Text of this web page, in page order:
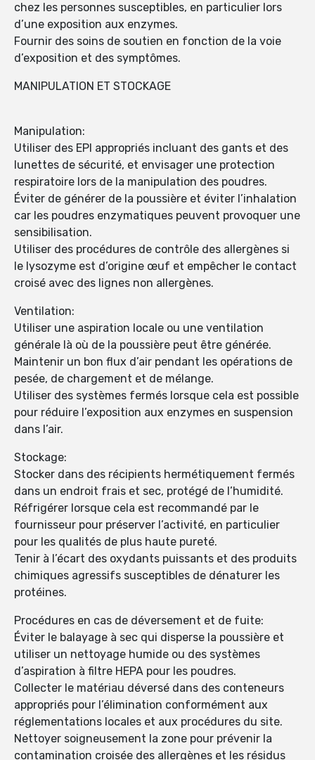
chez les personnes susceptibles, en particulier lors
d’une exposition aux enzymes.
Fournir des soins de soutien en fonction de la voie
d’exposition et des symptômes.
MANIPULATION ET STOCKAGE
Manipulation:
Utiliser des EPI appropriés incluant des gants et des
lunettes de sécurité, et envisager une protection
respiratoire lors de la manipulation des poudres.
Éviter de générer de la poussière et éviter l’inhalation
car les poudres enzymatiques peuvent provoquer une
sensibilisation.
Utiliser des procédures de contrôle des allergènes si
le lysozyme est d’origine œuf et empêcher le contact
croisé avec des lignes non allergènes.
Ventilation:
Utiliser une aspiration locale ou une ventilation
générale là où de la poussière peut être générée.
Maintenir un bon flux d’air pendant les opérations de
pesée, de chargement et de mélange.
Utiliser des systèmes fermés lorsque cela est possible
pour réduire l’exposition aux enzymes en suspension
dans l’air.
Stockage:
Stocker dans des récipients hermétiquement fermés
dans un endroit frais et sec, protégé de l’humidité.
Réfrigérer lorsque cela est recommandé par le
fournisseur pour préserver l’activité, en particulier
pour les qualités de plus haute pureté.
Tenir à l’écart des oxydants puissants et des produits
chimiques agressifs susceptibles de dénaturer les
protéines.
Procédures en cas de déversement et de fuite:
Éviter le balayage à sec qui disperse la poussière et
utiliser un nettoyage humide ou des systèmes
d’aspiration à filtre HEPA pour les poudres.
Collecter le matériau déversé dans des conteneurs
appropriés pour l’élimination conformément aux
réglementations locales et aux procédures du site.
Nettoyer soigneusement la zone pour prévenir la
contamination croisée des allergènes et les résidus